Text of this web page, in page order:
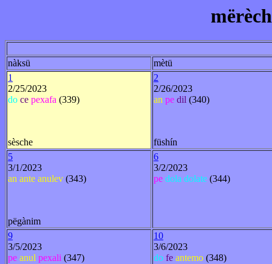
nàksü
mètü
1
2/25/2023
do ce pexafa (339)
sèsche
2
2/26/2023
an pe dil (340)
füshín
5
3/1/2023
an ante anulev (343)
pëgànim
6
3/2/2023
pe dola dolate (344)
9
3/5/2023
pe anul pexali (347)
10
3/6/2023
do fe antemo (348)